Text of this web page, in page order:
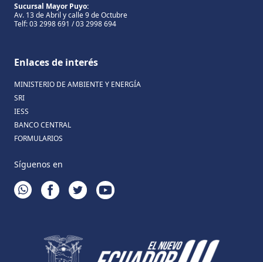
Sucursal Mayor Puyo:
Av. 13 de Abril y calle 9 de Octubre
Telf: 03 2998 691 / 03 2998 694
Enlaces de interés
MINISTERIO DE AMBIENTE Y ENERGÍA
SRI
IESS
BANCO CENTRAL
FORMULARIOS
Síguenos en
WHATSAPPFACEBOOKTWITTERYOUTUBE